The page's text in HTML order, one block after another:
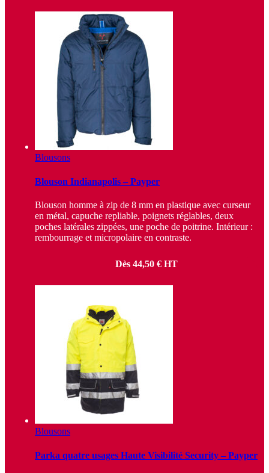
Blousons
Blouson Indianapolis – Payper
Blouson homme à zip de 8 mm en plastique avec curseur
en métal, capuche repliable, poignets réglables, deux
poches latérales zippées, une poche de poitrine. Intérieur :
rembourrage et micropolaire en contraste.
Dès 44,50 € HT
Blousons
Parka quatre usages Haute Visibilité Security – Payper